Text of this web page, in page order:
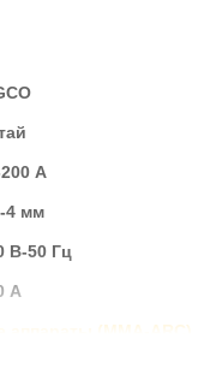
А
4 мм
В-50 Гц
А
аппараты (MMA-ARC)